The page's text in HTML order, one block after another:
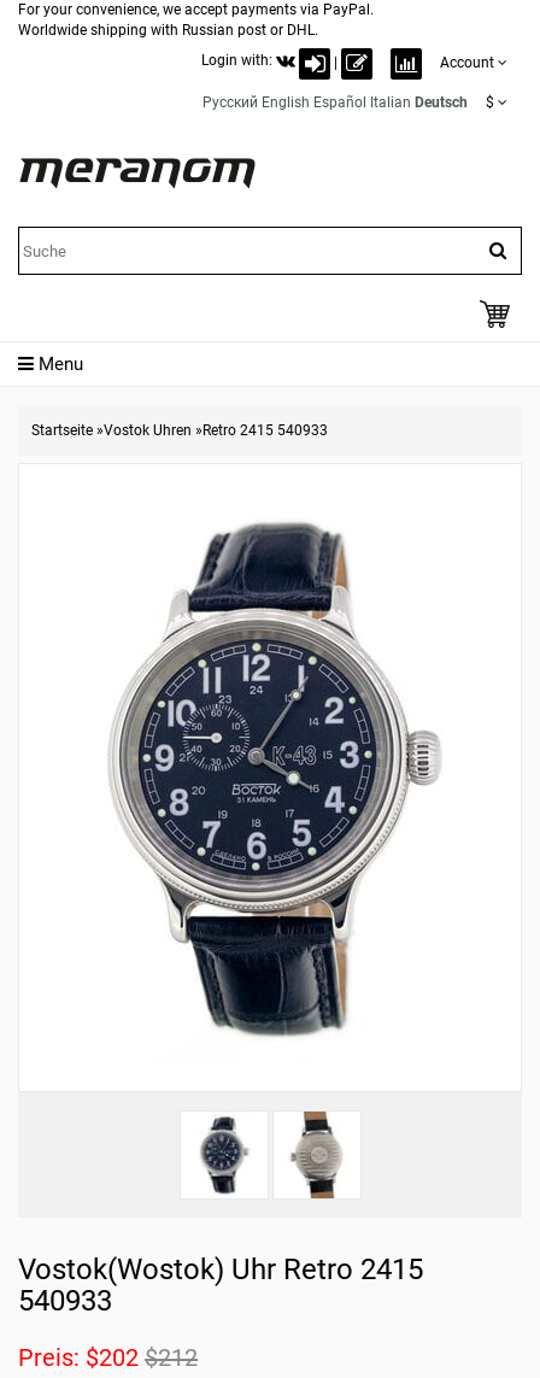
For your convenience, we accept payments via PayPal.
Worldwide shipping with Russian post or DHL.
Login with:
Account
Русский English Español Italian Deutsch $
Menu
Startseite »Vostok Uhren » Retro 2415 540933
Vostok(Wostok) Uhr Retro 2415
540933
Preis: $202 $212